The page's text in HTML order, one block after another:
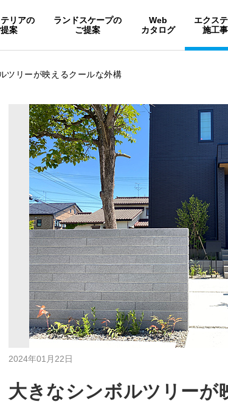
リアの
案
ランドスケープの
ご提案
Web
カタログ
エクス
施工
ツリーが映えるクールな外構
2024年01月22日
大きなシンボルツリーが